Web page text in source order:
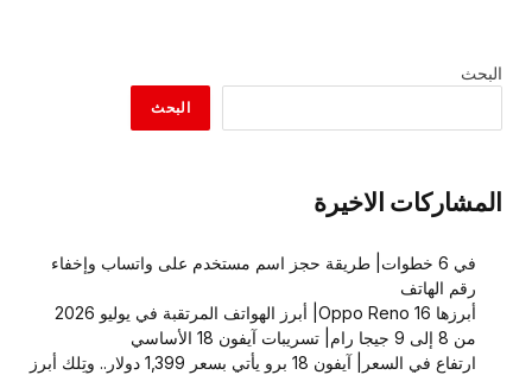
البحث
البحث
المشاركات الاخيرة
في 6 خطوات| طريقة حجز اسم مستخدم على واتساب وإخفاء
رقم الهاتف
أبرزها Oppo Reno 16| أبرز الهواتف المرتقبة في يوليو 2026
من 8 إلى 9 جيجا رام| تسريبات آيفون 18 الأساسي
ارتفاع في السعر| آيفون 18 برو يأتي بسعر 1,399 دولار.. وتِلك أبرز